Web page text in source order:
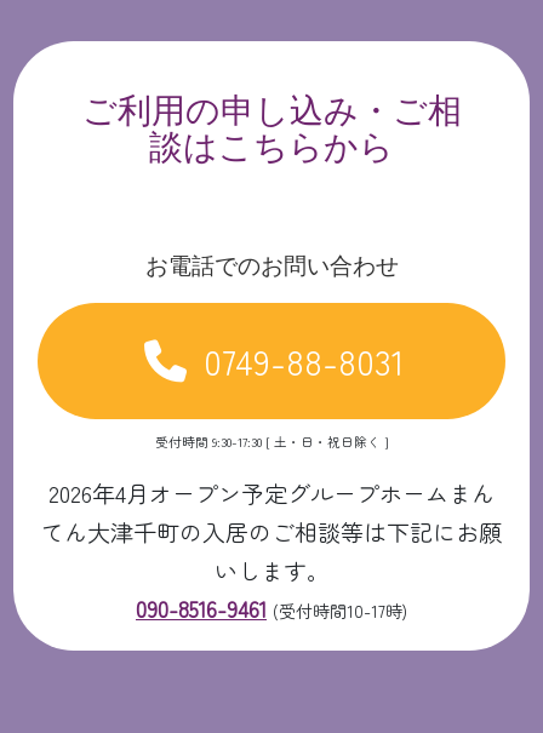
ご利用の申し込み・ご相
談はこちらから
お電話でのお問い合わせ
0749-88-8031
受付時間 9:30-17:30 [ 土・日・祝日除く ]
2026年4月オープン予定グループホームまん
てん大津千町の入居のご相談等は下記にお願
いします。
090-8516-9461 (受付時間10-17時)